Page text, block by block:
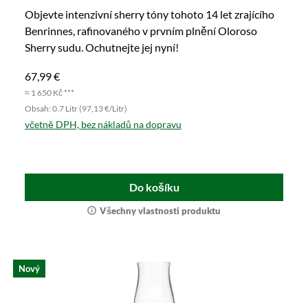
Objevte intenzivní sherry tóny tohoto 14 let zrajícího
Benrinnes, rafinovaného v prvním plnění Oloroso
Sherry sudu. Ochutnejte jej nyní!
67,99 €
≈ 1 650 Kč ***
Obsah: 0.7 Litr (97,13 €/Litr)
včetně DPH, bez nákladů na dopravu
Do košíku
Všechny vlastnosti produktu
Nový